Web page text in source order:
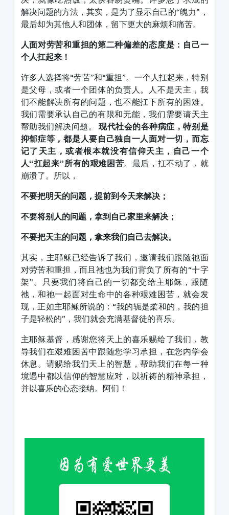
解决问题的方法，其实，是为了显示自己的“魄力”，
最后却为其他人和团体，留下更大的麻烦和痛苦。
人面对劳苦和重担的第二种偏差的态度是：自己一
个人扛起来！
许多人选择将“劳苦”和“重担”。一个人扛起来，特别
是父母，或者一个团体的负责人。人不是天主，我
们不能解决所有的问题，也不能扛下所有的困难。
我们需要承认自己的有限和无能，我们需要请天主
帮助我们解决问题。 现代社会的各种病症，特别是
抑郁症等，都是人要自己独自一人面对一切，而忘
记了天主，或者根本就没有信仰天主，自己一个
人“扛起来”所有的艰难困苦。最后，扛不动了，就
崩溃了。所以，
不要把明天的问题，提前到今天来解决；
不要将别人的问题，拿到自己家里来解决；
不要把天主的问题，拿来我们自己去解决。
其实，主耶稣已经告诉了我们，邀请我们跟随祂面
对劳苦和重担，而且祂也为我们背负了所有的“十字
架”。只要我们将自己的一切都交给主耶稣，跟随
祂，和祂一起面对生命中的各种艰难困苦，就会发
现，正如主耶稣所说的：“我的轭是柔和的，我的担
子是轻松的”，我们就会充满基督徒的喜乐。
主耶稣基督，感谢您将天上的喜乐赐给了我们，教
导我们在艰难困苦中跟随您学习承担，在您内学会
休息。请赐给我们天上的智慧，帮助我们在每一种
境遇中都以信仰的智慧应对，以祈祷的精神承担，
并以喜乐的心态接纳。阿们！